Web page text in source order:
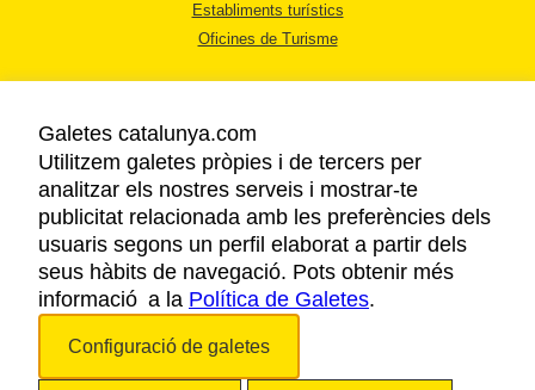
Establiments turístics
Oficines de Turisme
AVÍS LEGAL
POLÍTICA DE PRIVACITAT
COOKIES
ACCESSIBILITAT
Galetes catalunya.com
Utilitzem galetes pròpies i de tercers per
analitzar els nostres serveis i mostrar-te
publicitat relacionada amb les preferències dels
usuaris segons un perfil elaborat a partir dels
seus hàbits de navegació. Pots obtenir més
informació a la Política de Galetes.
Configuració de galetes